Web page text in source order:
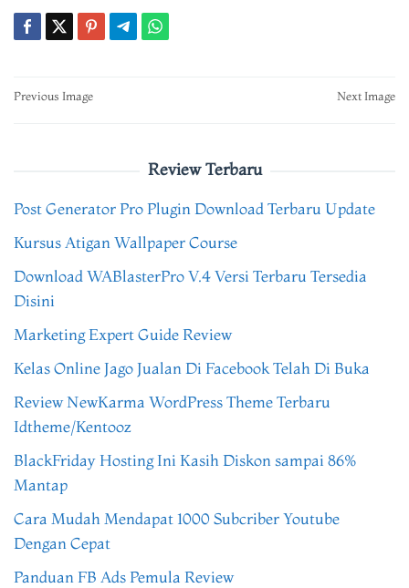
Post
Previous Image Next Image
Review Terbaru
Post Generator Pro Plugin Download Terbaru Update
Kursus Atigan Wallpaper Course
Download WABlasterPro V.4 Versi Terbaru Tersedia
Disini
Marketing Expert Guide Review
Kelas Online Jago Jualan Di Facebook Telah Di Buka
Review NewKarma WordPress Theme Terbaru
Idtheme/Kentooz
BlackFriday Hosting Ini Kasih Diskon sampai 86%
Mantap
Cara Mudah Mendapat 1000 Subcriber Youtube
Dengan Cepat
Panduan FB Ads Pemula Review